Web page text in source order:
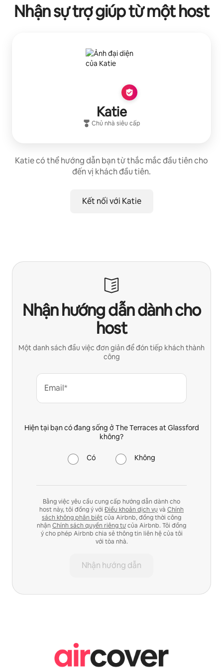
Nhận sự trợ giúp từ một host
Katie
Chủ nhà siêu cấp
Katie có thể hướng dẫn bạn từ thắc mắc đầu tiên cho
đến vị khách đầu tiên.
Kết nối với Katie
Nhận hướng dẫn dành cho
host
Một danh sách đầu việc đơn giản để đón tiếp khách thành
công
Email*
Hiện tại bạn có đang sống ở The Terraces at Glassford
không?
Có Không
Bằng việc yêu cầu cung cấp hướng dẫn dành cho
host này, tôi đồng ý với Điều khoản dịch vụ và Chính
sách không phân biệtcủa Airbnb, đồng thời công
nhận Chính sách quyền riêng tưcủa Airbnb. Tôi đồng
ý cho phép Airbnb chia sẻ thông tin liên hệ của tôi
với tòa nhà.
Nhận hướng dẫn